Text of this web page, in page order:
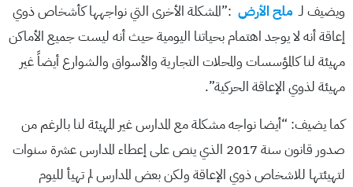
ويضيف لـ ملح الأرض :”المشكلة الأخرى التي نواجهها كأشخاص ذوي
إعاقة أنه لا يوجد اهتمام بحياتنا اليومية حيث أنه ليست جميع الأماكن
مهيئة لنا كالمؤسسات والمحلات التجارية والأسواق والشوارع أيضاً غير
مهيئة لذوي الإعاقة الحركية”.
كما يضيف: “أيضا نواجه مشكلة مع المدارس غير المهيئة لنا بالرغم من
صدور قانون سنة 2017 الذي ينص على إعطاء المدارس عشرة سنوات
لتهيئتها للاشخاص ذوي الإعاقة ولكن بعض المدارس لم تهيأ لليوم